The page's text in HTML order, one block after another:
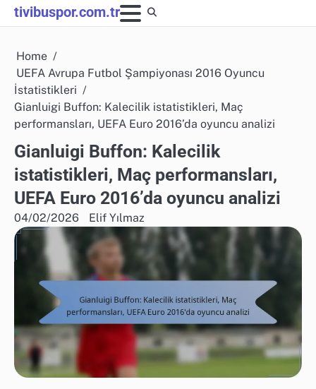
Skip
to
tivibuspor.com.tr
Home
UEFA Avrupa Futbol Şampiyonası 2016 Oyuncu
İstatistikleri
Gianluigi Buffon: Kalecilik istatistikleri, Maç
performansları, UEFA Euro 2016’da oyuncu analizi
Gianluigi Buffon: Kalecilik
istatistikleri, Maç performansları,
UEFA Euro 2016’da oyuncu analizi
04/02/2026 Elif Yılmaz